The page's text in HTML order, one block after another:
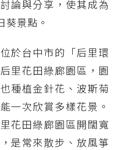
論與分享，使其成為
葵景點。
於台中市的「后里環
里花田綠廊園區，園
種植金針花、波斯菊
一次欣賞多樣花景。
花田綠廊園區開闊寬
是常來散步、放風箏